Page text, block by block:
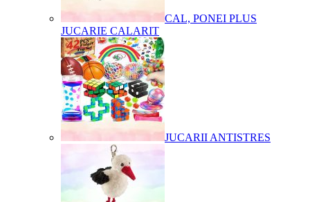
CAL, PONEI PLUS
JUCARIE CALARIT
JUCARII ANTISTRES